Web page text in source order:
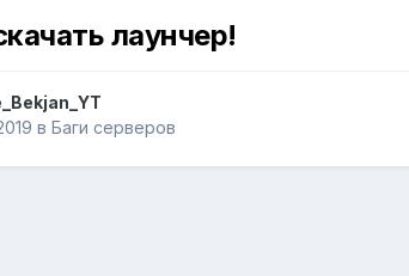
лаунчер!
в Баги серверов